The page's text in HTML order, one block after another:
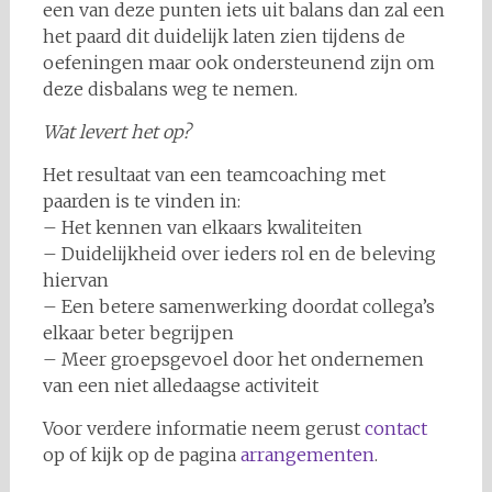
een van deze punten iets uit balans dan zal een
het paard dit duidelijk laten zien tijdens de
oefeningen maar ook ondersteunend zijn om
deze disbalans weg te nemen.
Wat levert het op?
Het resultaat van een teamcoaching met
paarden is te vinden in:
– Het kennen van elkaars kwaliteiten
– Duidelijkheid over ieders rol en de beleving
hiervan
– Een betere samenwerking doordat collega’s
elkaar beter begrijpen
– Meer groepsgevoel door het ondernemen
van een niet alledaagse activiteit
Voor verdere informatie neem gerust contact
op of kijk op de pagina arrangementen.